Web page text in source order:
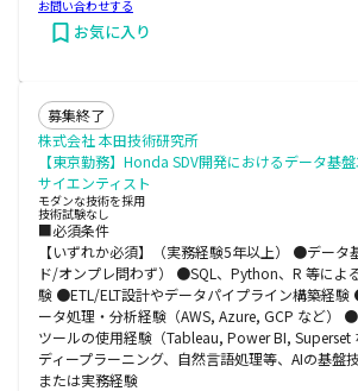
お問い合わせする
お気に入り
募集終了
株式会社 本田技術研究所
【東京勤務】Honda SDV開発におけるデータ基
サイエンティスト
モダンな技術を採用
技術試験なし
■必須条件
【いずれか必須】（実務経験5年以上） ●データ
ド/オンプレ問わず） ●SQL、Python、R 等によ
験 ●ETL/ELT設計やデータパイプライン構築経
ータ処理・分析経験（AWS, Azure, GCP など）
ツールの使用経験（Tableau, Power BI, Superset
ディープラーニング、自然言語処理等、AIの基盤
または実務経験